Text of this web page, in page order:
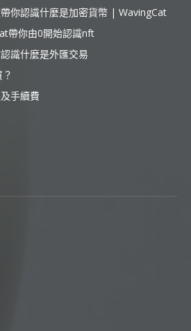
帶你認識什麼是加密貨幣 | WavingCat
帶你由0開始認識nft
識什麼是外匯交易
手續費